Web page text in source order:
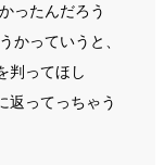
ったんだろう
かっていうと、
判ってほし
返ってっちゃう